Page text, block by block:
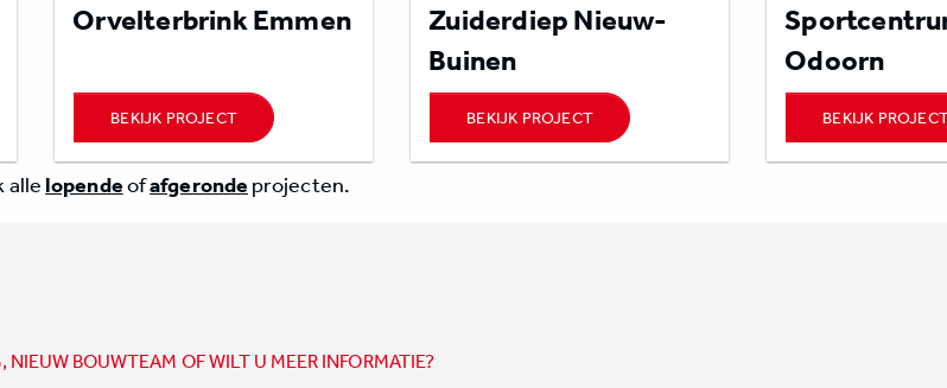
Orvelterbrink Emmen
BEKIJK PROJECT
Zuiderdiep Nieuw-
Buinen
BEKIJK PROJECT
Odoorn
BEKIJK
alle lopendeofafgeronde projecten.
NIEUW BOUWTEAM OF WILT U MEER INFORMATIE?